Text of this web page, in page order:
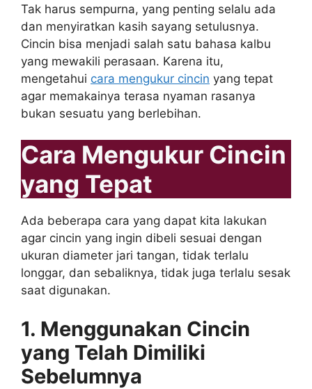
Tak harus sempurna, yang penting selalu ada
dan menyiratkan kasih sayang setulusnya.
Cincin bisa menjadi salah satu bahasa kalbu
yang mewakili perasaan. Karena itu,
mengetahui cara mengukur cincin yang tepat
agar memakainya terasa nyaman rasanya
bukan sesuatu yang berlebihan.
Cara Mengukur Cincin
yang Tepat
Ada beberapa cara yang dapat kita lakukan
agar cincin yang ingin dibeli sesuai dengan
ukuran diameter jari tangan, tidak terlalu
longgar, dan sebaliknya, tidak juga terlalu sesak
saat digunakan.
1. Menggunakan Cincin
yang Telah Dimiliki
Sebelumnya